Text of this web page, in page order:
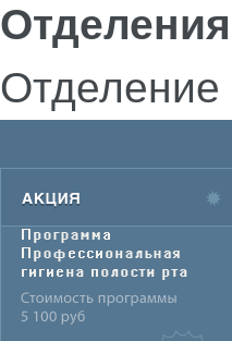
Отделение